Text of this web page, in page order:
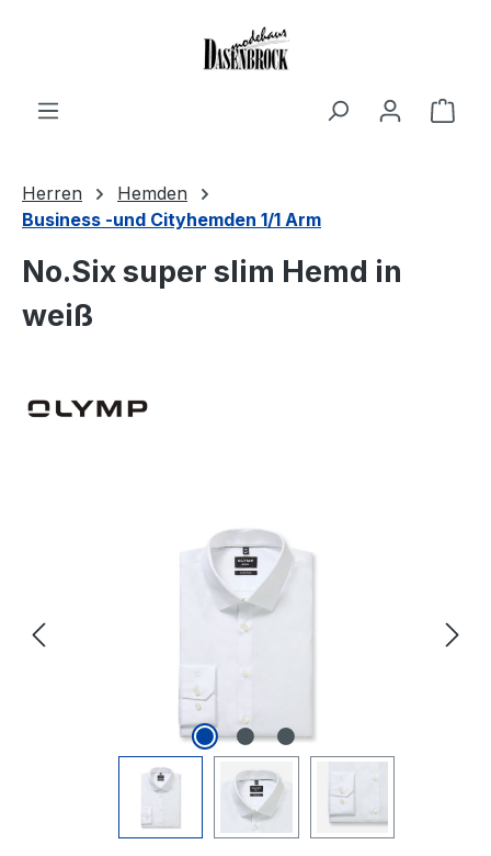
Herren
Hemden
Business -und Cityhemden 1/1 Arm
No.Six super slim Hemd in
weiß